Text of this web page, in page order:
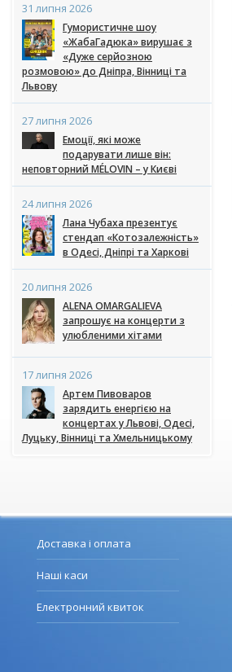
31 липня 2026
Гумористичне шоу
«ЖабаГадюка» вирушає з
«Дуже серйозною
розмовою» до Дніпра, Вінниці та
Львову
27 липня 2026
Емоції, які може
подарувати лише він:
неповторний MÉLOVIN – у Києві
24 липня 2026
Лана Чубаха презентує
стендап «Котозалежність»
в Одесі, Дніпрі та Харкові
20 липня 2026
ALENA OMARGALIEVA
запрошує на концерти з
улюбленими хітами
17 липня 2026
Артем Пивоваров
зарядить енергією на
концертах у Львові, Одесі,
Луцьку, Вінниці та Хмельницькому
Доставка і оплата
Наші каси
Електронний квиток